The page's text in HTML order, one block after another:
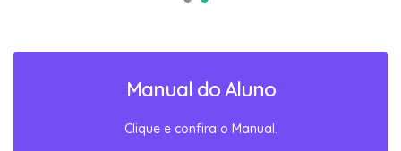
Manual do Aluno
Clique e confira o Manual.